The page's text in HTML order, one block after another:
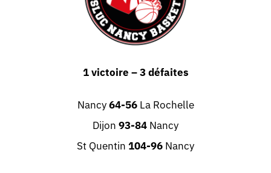
1 victoire – 3 défaites
Nancy64-56La Rochelle
Dijon 93-84 Nancy
St Quentin 104-96 Nancy